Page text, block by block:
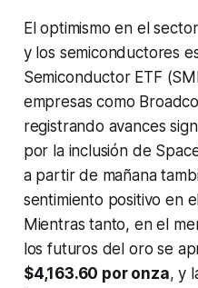
El optimismo en el
y los semiconductores
Semiconductor ETF
empresas como
registrando avances
por la inclusión de
a partir de mañana
sentimiento positivo en
Mientras tanto, en el
los futuros del oro se
$4,163.60 por onza, y